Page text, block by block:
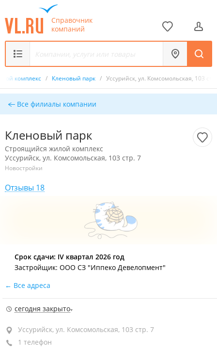
Справочник
компаний
комплекс / Кленовый парк / Уссурийск, ул. Комсомольская, 103
Все филиалы компании
Кленовый парк
Строящийся жилой комплекс
Уссурийск, ул. Комсомольская, 103 стр. 7
Новостройки
Отзывы 18
Срок сдачи: IV квартал 2026 год
Застройщик: ООО СЗ "Иппеко Девелопмент"
Все адреса
сегодня закрыто
Уссурийск, ул. Комсомольская, 103 стр. 7
1 телефон